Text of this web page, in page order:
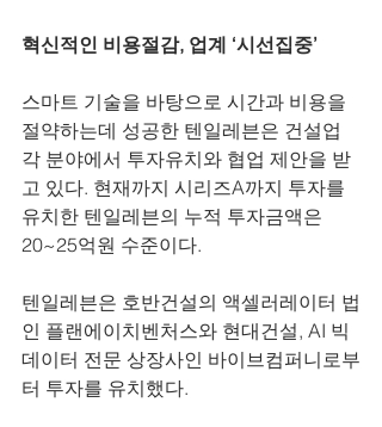
혁신적인 비용절감, 업계 ‘시선집중’
스마트 기술을 바탕으로 시간과 비용을
절약하는데 성공한 텐일레븐은 건설업
각 분야에서 투자유치와 협업 제안을 받
고 있다. 현재까지 시리즈A까지 투자를
유치한 텐일레븐의 누적 투자금액은
20~25억원 수준이다.
텐일레븐은 호반건설의 액셀러레이터 법
인 플랜에이치벤처스와 현대건설, AI 빅
데이터 전문 상장사인 바이브컴퍼니로부
터 투자를 유치했다.